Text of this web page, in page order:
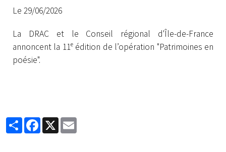
Le 29/06/2026
La DRAC et le Conseil régional d'Île-de-France
annoncent la 11ᵉ édition de l’opération "Patrimoines en
poésie".
PartagerFacebook
X